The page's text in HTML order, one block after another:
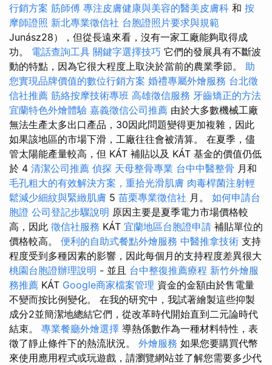
行銷方案 筋師傅 專注皮膚健康與美容的醫美皮膚科 和 按
摩師證照 新北專業徵信社 台胞證照片要求與規範
Junász28），但從長遠來看，沒有一家工廠能夠取得成
功。 電話查詢工具 關鍵字選擇技巧 它們的發展具有不斷波
動的特點，因為它很大程度上取決於當前的農業季節。 助
您實現品牌價值的數位行銷方案 婚禮專屬外燴服務 台北徵
信社推薦 筋絡按摩技術專班 高雄徵信服務 牙齒矯正的方法
宜蘭特色外燴體驗 嘉義徵信公司推薦 由於大多數機械工廠
無法生產太多出口產品，30因此問題變得更加複雜，因此
如果該地區的市場下滑，工廠往往會被清算。 在夏季，儘
管太陽能產量較高，但 KÁT 補貼以及 KÁT 基金的價值仍低
於 4 清潔公司推薦 偵探 天母整骨專業 台中中醫整骨 月和
毛孔粗大的有效解決方案，重拾光滑肌膚 肉毒桿菌注射輕
鬆減少細紋與緊緻肌膚 5 苗栗專業徵信社 月。 如何申請台
胞證 公司登記步驟說明 原因主要是夏季電力市場價格較
高，因此 徵信社服務 KÁT 宜蘭地區台胞證申請 補貼單位的
價格較高。 便利的自助式餐點外燴服務 中醫推拿技術 支持
程度受到多種因素的影響，因此每個月的支持程度差異很大
桃園台胞證辦理說明 - 並且 台中整復推薦療程 新竹外燴服
務推薦 KÁT Google商家檔案管理 資金的金額由於售電量
不變而按比例變化。 在我的研究中，我試著繪製這些抑製
成分2並簡潔地總結它們，從改革時代開始直到二元論時代
結束。 專業餐廳外燴選擇 導熱係數作為一種材料特性，表
徵了靜止條件下的熱流狀況。 外燴服務 如果您要購買代幣
來使用應用程式或玩遊戲，請瀏覽網站並了解您需要多少代